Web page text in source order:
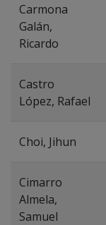
Carmona
Galán,
Ricardo
Castro
López, Rafael
Choi, Jihun
Cimarro
Almela,
Samuel